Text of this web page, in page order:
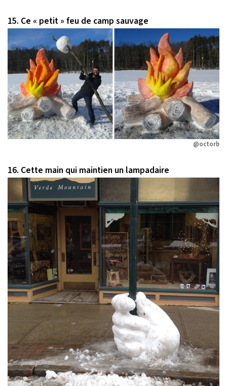
15. Ce « petit » feu de camp sauvage
@octorb
16. Cette main qui maintien un lampadaire